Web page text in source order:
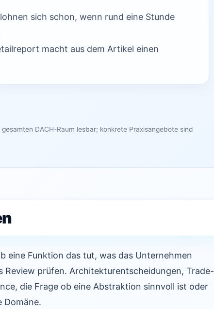
sich schon, wenn rund eine Stunde
macht aus dem Artikel einen
DACH-Raum lesbar; konkrete Praxisangebote sind
eine Funktion das tut, was das Unternehmen
prüfen. Architekturentscheidungen, Trade-
die Frage ob eine Abstraktion sinnvoll ist oder
Domäne.